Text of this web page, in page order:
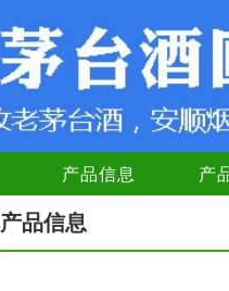
产品信息 产
产品信息